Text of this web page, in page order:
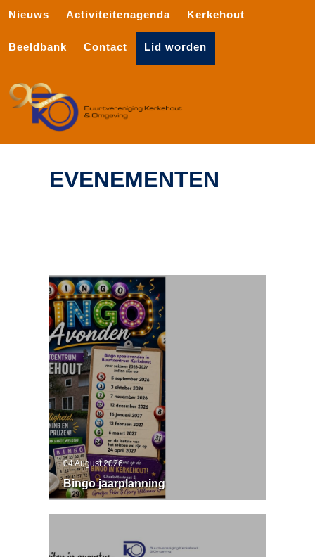
Nieuws Activiteitenagenda Kerkehout
Beeldbank Contact Lid worden
EVENEMENTEN
04 August 2026
Bingo jaarplanning